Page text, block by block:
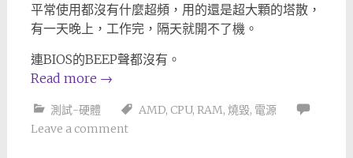
平常使用都沒有什麼超頻，用的還是超大顆的塔散，
有一天晚上，工作完，隔天就開不了機。
連BIOS的BEEP聲都沒有。
Read more →
測試-硬體 AMD, CPU, RAM, 燒毀, 電源
Leave a comment